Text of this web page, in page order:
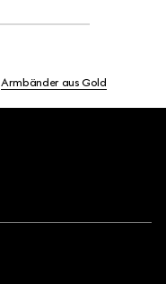
Armbänder aus Gold